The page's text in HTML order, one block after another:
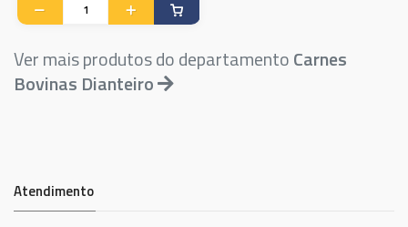
Ver mais produtos do departamentoCarnes
Bovinas Dianteiro
Atendimento